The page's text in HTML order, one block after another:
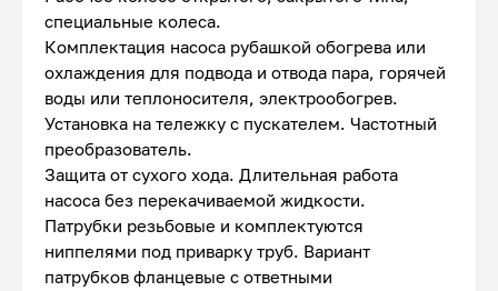
специальные колеса.
Комплектация насоса рубашкой обогрева или
охлаждения для подвода и отвода пара, горячей
воды или теплоносителя, электрообогрев.
Установка на тележку с пускателем. Частотный
преобразователь.
Защита от сухого хода. Длительная работа
насоса без перекачиваемой жидкости.
Патрубки резьбовые и комплектуются
ниппелями под приварку труб. Вариант
патрубков фланцевые с ответными